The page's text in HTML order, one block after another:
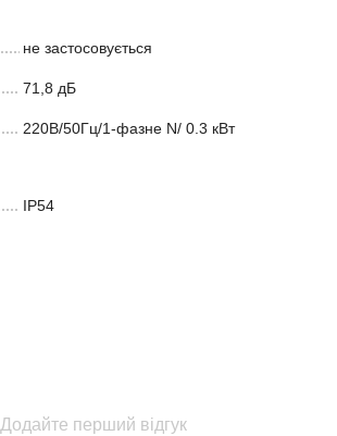
не застосовується
71,8 дБ
220В/50Гц/1-фазне N/ 0.3 кВт
IP54
Додайте перший відгук